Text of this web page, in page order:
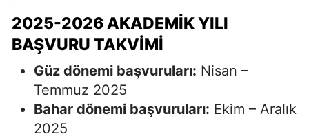
2025-2026 AKADEMIK YILI
BAŞVURU TAKVIMI
Güz dönemi başvuruları: Nisan –
Temmuz 2025
Bahar dönemi başvuruları: Ekim – Aralık
2025